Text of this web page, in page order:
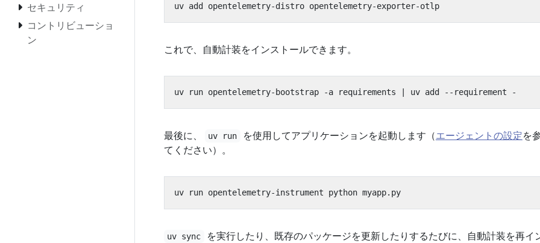
セキュリティ
コントリビューショ
ン
これで、自動計装をインストールできます。
uv run opentelemetry-bootstrap -a requirements
最後に、 uv run を使用してアプリケーションを起動します（エージェントの設定を
てください）。
uv sync
を実行したり、既存のパッケージを更新したりするたびに、自動計装を再イ